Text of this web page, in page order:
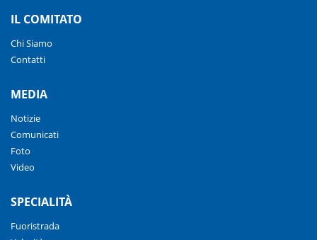
IL COMITATO
Chi Siamo
Contatti
MEDIA
Notizie
Comunicati
Foto
Video
SPECIALITÀ
Fuoristrada